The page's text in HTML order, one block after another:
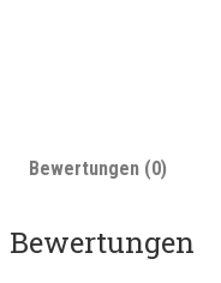
Bewertungen (0)
Bewertungen